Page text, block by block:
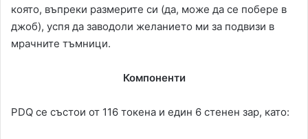
която, въпреки размерите си (да, може да се побере в
джоб), успя да заводоли желанието ми за подвизи в
мрачните тъмници.
Компоненти
PDQ се състои от 116 токена и един 6 стенен зар, като: